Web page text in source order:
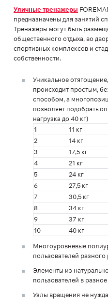
Уличные тренажеры
предназначены для занятий
Тренажеры могут быть
общественного отдыха, во
спортивных комплексов и
собственности.
Уникальное
происходит простым,
способом, а
позволяет подобрать
нагрузка до 40 кг)
1
11 кг
2
14 кг
3
17,5 кг
4
21 кг
5
24 кг
6
27,5 кг
7
30,5 кг
8
34 кг
9
37 кг
10
40 кг
Многоуровневые
пользователей разного
Элементы из
пользователей в
Узлы вращения не